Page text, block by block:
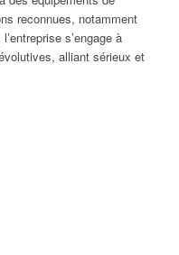
reconnues, notamment
s’engage à
alliant sérieux et